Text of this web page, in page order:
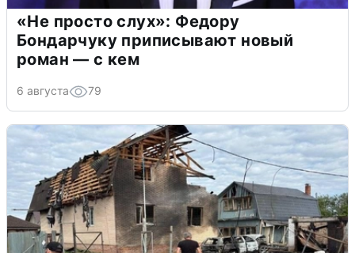
«Не просто слух»: Федору
Бондарчуку приписывают новый
роман — с кем
6 августа 79